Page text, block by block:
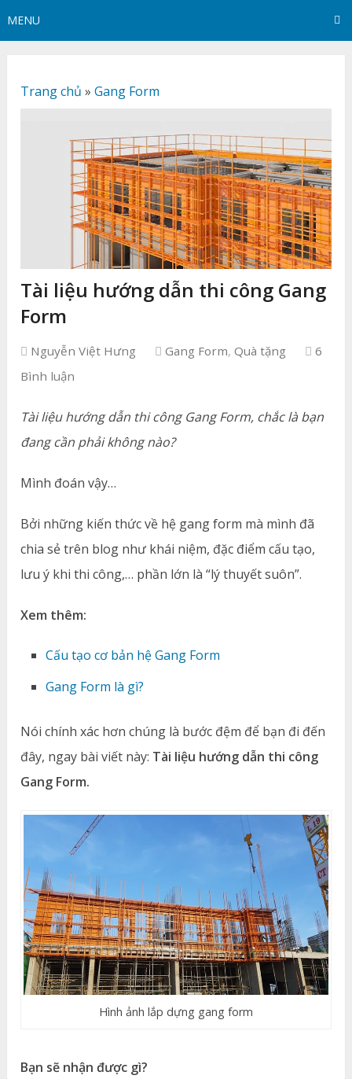
MENU
Trang chủ »Gang Form
Tài liệu hướng dẫn thi công Gang
Form
Nguyễn Việt Hưng Gang Form,Quà tặng
6
Bình luận
Tài liệu hướng dẫn thi công Gang Form, chắc là bạn
đang cần phải không nào?
Mình đoán vậy…
Bởi những kiến thức về hệ gang form mà mình đã
chia sẻ trên blog như khái niệm, đặc điểm cấu tạo,
lưu ý khi thi công,… phần lớn là “lý thuyết suôn”.
Xem thêm:
Cấu tạo cơ bản hệ Gang Form
Gang Form là gì?
Nói chính xác hơn chúng là bước đệm để bạn đi đến
đây, ngay bài viết này: Tài liệu hướng dẫn thi công
Gang Form.
Hình ảnh lắp dựng gang form
Bạn sẽ nhận được gì?